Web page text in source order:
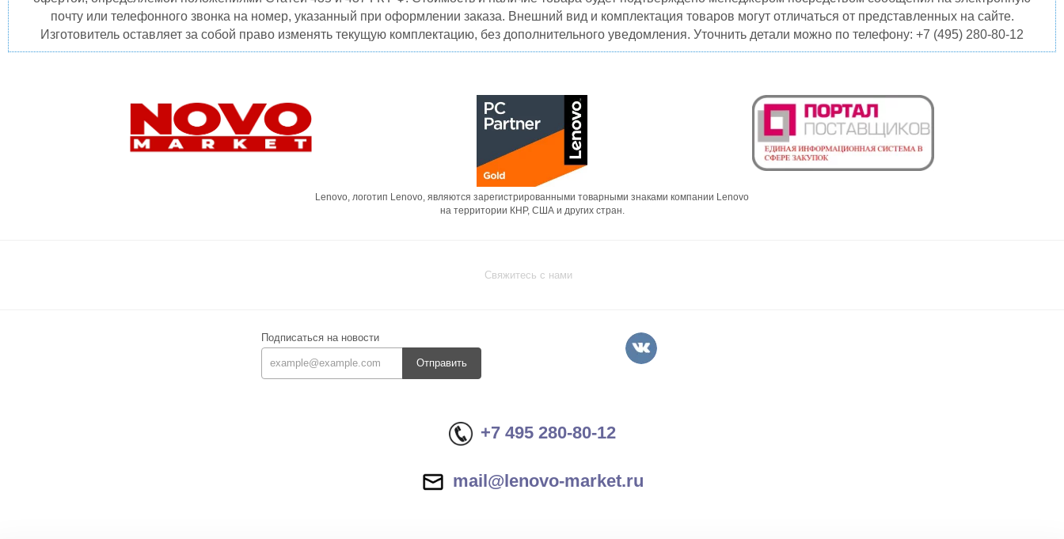
почту или телефонного звонка на номер, указанный при оформлении заказа. Внешний вид и комплектация товаров могут отличаться от представленных на сайте.
Изготовитель оставляет за собой право изменять текущую комплектацию, без дополнительного уведомления. Уточнить детали можно по телефону: +7 (495) 280-80-12
Lenovo, логотип Lenovo, являются зарегистрированными товарными знаками компании Lenovo
на территории КНР, США и других стран.
Свяжитесь с нами
Подписаться на новости
Отправить
+7 495 280-80-12
mail@lenovo-market.ru